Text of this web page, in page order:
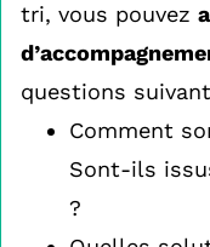
tri, vous pouvez
questions
Comment
Sont-ils
?